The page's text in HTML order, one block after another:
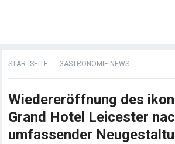
STARTSEITE GASTRONOMIE NEWS
Wiedereröffnung des
Grand Hotel Leicester
umfassender